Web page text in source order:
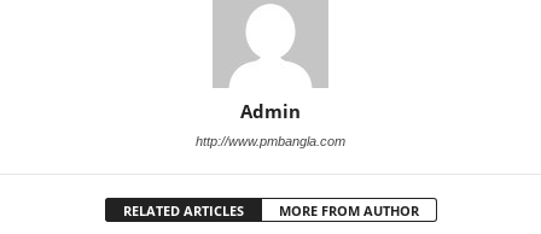
Admin
http://www.pmbangla.com
RELATED ARTICLES MORE FROM AUTHOR